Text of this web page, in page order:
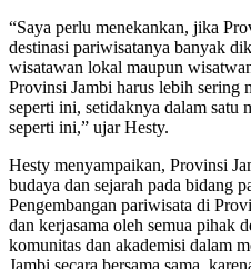
“Saya perlu menekankan, jika
destinasi pariwisatanya banyak
wisatawan lokal maupun
Provinsi Jambi harus lebih sering
seperti ini, setidaknya dalam satu
seperti ini,” ujar Hesty.
Hesty menyampaikan, Provinsi
budaya dan sejarah pada bidang
Pengembangan pariwisata di
dan kerjasama oleh semua pihak
komunitas dan akademisi dalam
Jambi secara bersama sama,